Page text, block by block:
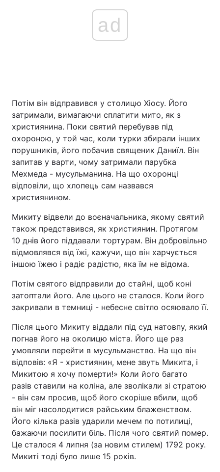
ad
Потім він відправився у столицю Хіосу. Його
затримали, вимагаючи сплатити мито, як з
християнина. Поки святий перебував під
охороною, у той час, коли турки збирали інших
порушників, його побачив священик Даниїл. Він
запитав у варти, чому затримали парубка
Мехмеда - мусульманина. На що охоронці
відповіли, що хлопець сам назвався
християнином.
Микиту відвели до воєначальника, якому святий
також представився, як християнин. Протягом
10 днів його піддавали тортурам. Він добровільно
відмовлявся від їжі, кажучи, що він харчується
іншою їжею і радіє радістю, яка їм не відома.
Потім святого відправили до стайні, щоб коні
затоптали його. Але цього не сталося. Коли його
закривали в темниці - небесне світло осяювало її.
Після цього Микиту віддали під суд натовпу, який
погнав його на околицю міста. Його ще раз
умовляли перейти в мусульманство. На що він
відповів: «Я - християнин, мене звуть Микита, і
Микитою я хочу померти!» Коли його багато
разів ставили на коліна, але зволікали зі стратою
- він сам просив, щоб його скоріше вбили, щоб
він міг насолодитися райським блаженством.
Його кілька разів ударили мечем по потилиці,
бажаючи посилити біль. Після чого святий помер.
Це сталося 4 липня (за новим стилем) 1792 року.
Микиті тоді було лише 15 років.